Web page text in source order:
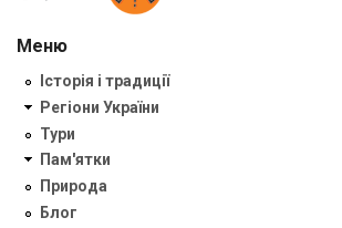
Меню
Історія і традиції
Регіони України
Тури
Пам'ятки
Природа
Блог